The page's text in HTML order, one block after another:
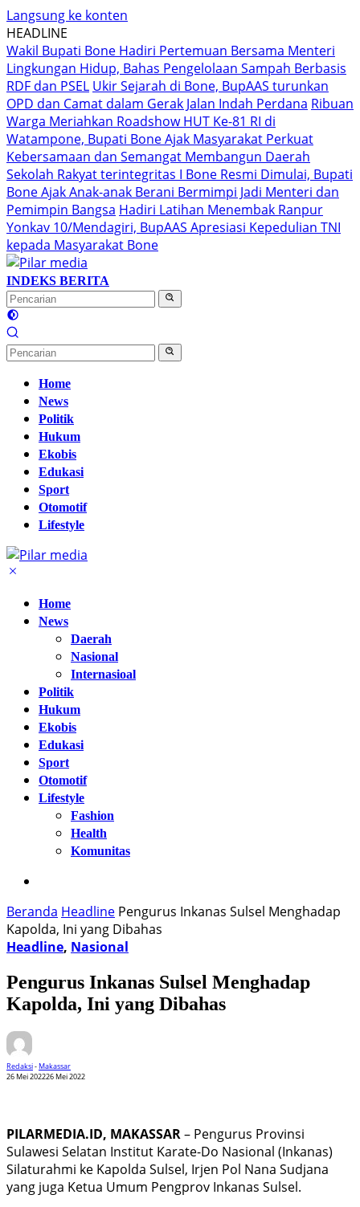
Langsung ke konten
HEADLINE
Wakil Bupati Bone Hadiri Pertemuan Bersama Menteri
Lingkungan Hidup, Bahas Pengelolaan Sampah Berbasis
RDF dan PSEL Ukir Sejarah di Bone, BupAAS turunkan
OPD dan Camat dalam Gerak Jalan Indah Perdana Ribuan
Warga Meriahkan Roadshow HUT Ke-81 RI di
Watampone, Bupati Bone Ajak Masyarakat Perkuat
Kebersamaan dan Semangat Membangun Daerah
Sekolah Rakyat terintegritas I Bone Resmi Dimulai, Bupati
Bone Ajak Anak-anak Berani Bermimpi Jadi Menteri dan
Pemimpin Bangsa Hadiri Latihan Menembak Ranpur
Yonkav 10/Mendagiri, BupAAS Apresiasi Kepedulian TNI
kepada Masyarakat Bone
INDEKS BERITA
Home
News
Politik
Hukum
Ekobis
Edukasi
Sport
Otomotif
Lifestyle
Home
News
Daerah
Nasional
Internasioal
Politik
Hukum
Ekobis
Edukasi
Sport
Otomotif
Lifestyle
Fashion
Health
Komunitas
Beranda Headline Pengurus Inkanas Sulsel Menghadap
Kapolda, Ini yang Dibahas
Headline, Nasional
Pengurus Inkanas Sulsel Menghadap
Kapolda, Ini yang Dibahas
Redaksi-Makassar
26 Mei 202226 Mei 2022
PILARMEDIA.ID, MAKASSAR– Pengurus Provinsi
Sulawesi Selatan Institut Karate-Do Nasional (Inkanas)
Silaturahmi ke Kapolda Sulsel, Irjen Pol Nana Sudjana
yang juga Ketua Umum Pengprov Inkanas Sulsel.